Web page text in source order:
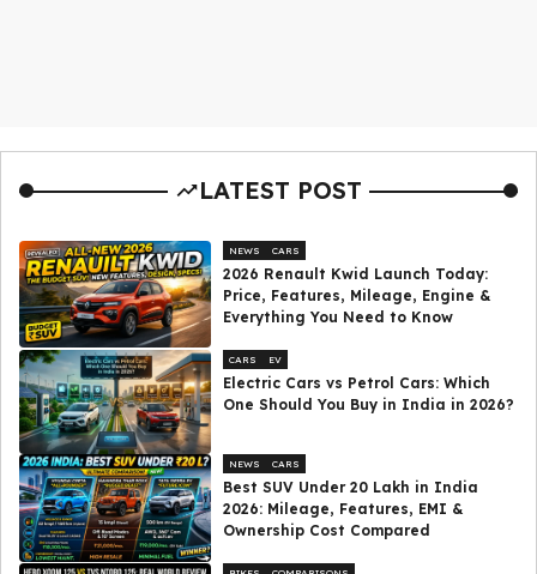
LATEST POST
NEWS CARS
2026 Renault Kwid Launch Today:
Price, Features, Mileage, Engine &
Everything You Need to Know
CARS EV
Electric Cars vs Petrol Cars: Which
One Should You Buy in India in 2026?
NEWS CARS
Best SUV Under ₹20 Lakh in India
2026: Mileage, Features, EMI &
Ownership Cost Compared